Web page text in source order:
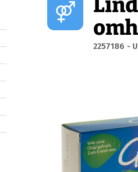
2257186 -